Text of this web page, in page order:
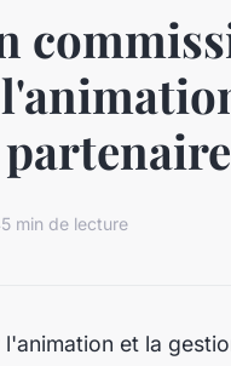
5 min de lecture
et la